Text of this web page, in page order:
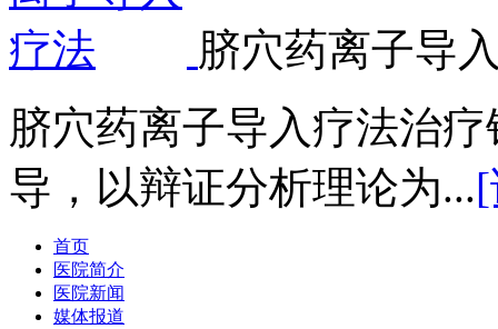
脐穴药离子导
脐穴药离子导入疗法治
导，以辩证分析理论为...
首页
医院简介
医院新闻
媒体报道